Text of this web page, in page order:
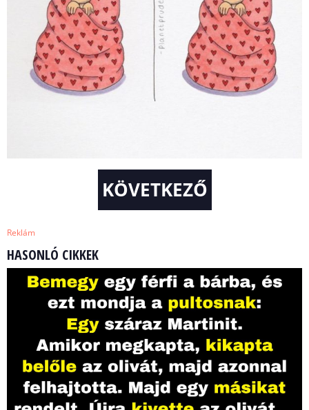
KÖVETKEZŐ
Reklám
HASONLÓ CIKKEK